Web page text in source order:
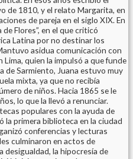
de 1810, y el relato Margarita, en
de pareja en el siglo XIX. En
Flores”, en el que criticó
Latina por no destinar los
asidua comunicación con
quien la impulsó a que funde
de Sarmiento, Juana estuvo muy
mixta, ya que no recibía
de niños. Hacia 1865 se le
lo que la llevó a renunciar.
populares con la ayuda de
la primera biblioteca en la ciudad
conferencias y lecturas
culminaron en actos de
desigualdad, la hipocresía de